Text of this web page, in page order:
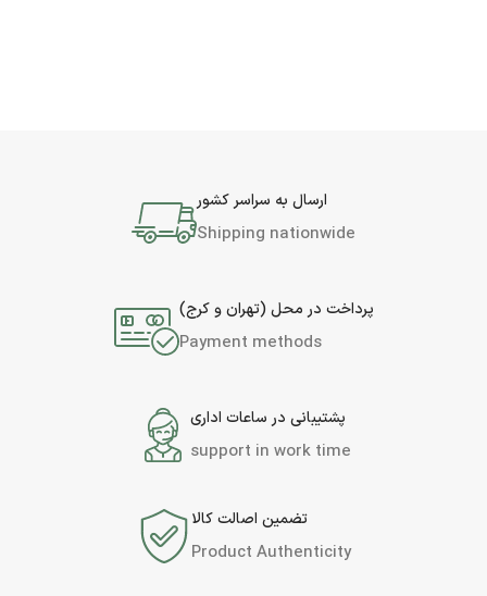
ارسال به سراسر کشور
Shipping nationwide
پرداخت در محل (تهران و کرج)
Payment methods
پشتیبانی در ساعات اداری
support in work time
تضمین اصالت کالا
Product Authenticity